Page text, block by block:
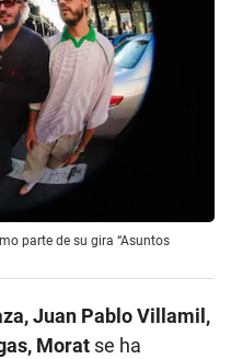
parte de su gira “Asuntos
Juan Pablo Villamil,
Morat se ha